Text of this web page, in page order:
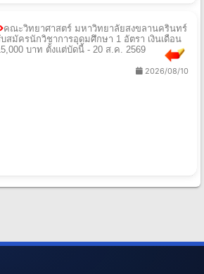
คณะวิทยาศาสตร์ มหาวิทยาลัยสงขลานครินทร์
รับสมัครนักวิชาการอุดมศึกษา 1 อัตรา เงินเดือน